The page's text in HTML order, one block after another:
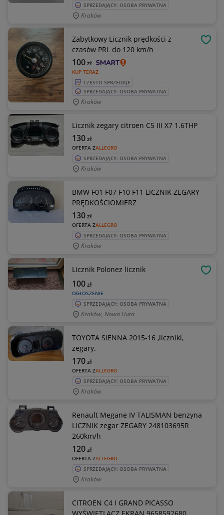
SPRZEDAJĄCY: OSOBA PRYWATNA
Kraków
Zabytkowy Licznik prędkości z
czasów PRL do 120 km/h
KUP TERAZ
100zł
CZĘSTO SPRZEDAJE
SPRZEDAJĄCY: OSOBA PRYWATNA
Kraków
Licznik zegary citroen C5 III X7 1.6THP
OFERTA ZALLEGRO
130zł
SPRZEDAJĄCY: OSOBA PRYWATNA
Kraków
BMW F01 F07 F10 F11 LICZNIK ZEGARY
PRĘDKOŚCIOMIERZ
OFERTA ZALLEGRO
130zł
SPRZEDAJĄCY: OSOBA PRYWATNA
Kraków
Licznik Polonez licznik
OGŁOSZENIE
100zł
SPRZEDAJĄCY: OSOBA PRYWATNA
Kraków, Nowa Huta
TOYOTA SIENNA 2015-16 ,liczniki,
zegary.
OFERTA ZALLEGRO
170zł
SPRZEDAJĄCY: OSOBA PRYWATNA
Kraków
Renault Megane IV TALISMAN benzyna
LICZNIK zegar ZEGARY 248103695R
260km/h
OFERTA ZALLEGRO
120zł
SPRZEDAJĄCY: OSOBA PRYWATNA
Kraków
CITROEN C4 I GRAND PICASSO